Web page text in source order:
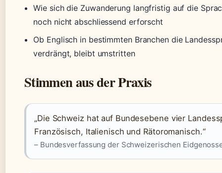
Wie sich die Zuwanderung langfristig auf die
noch nicht abschliessend erforscht
Ob Englisch in bestimmten Branchen die
verdrängt, bleibt umstritten
Stimmen aus der Praxis
„Die Schweiz hat auf Bundesebene vier
Französisch, Italienisch und Rätoromanisch.“
– Bundesverfassung der Schweizerischen